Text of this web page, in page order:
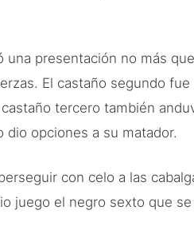
presentación no más
El castaño segundo
tercero también
opciones a su matador.
con celo a las
juego el negro sexto que